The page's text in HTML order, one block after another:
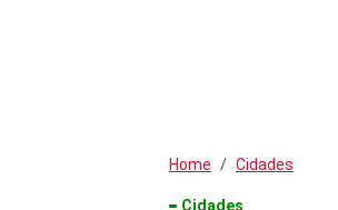
Home Cidades
Cidades